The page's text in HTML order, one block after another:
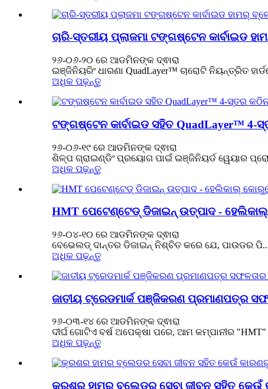
ଚାରି-ସ୍ତରୀୟ ପ୍ଲାଜମା ଟଙ୍ଗଷ୍ଟେନ କାର୍ବାଇଡ
୨୬-୦୬-୨୦ ରେ ଆଡମିନଙ୍କ ଦ୍ଵାରା
ଇଞ୍ଜିନିୟରିଂ ଧାରଣା QuadLayer™ ଚାରୋଟି ନିୟନ୍ତ୍ରିତ
ଅଧିକ ପଢ଼ନ୍ତୁ
ଟଙ୍ଗଷ୍ଟେନ କାର୍ବାଇଡ ସହିତ QuadLayer™ 4-
୨୬-୦୬-୧୯ ରେ ଆଡମିନଙ୍କ ଦ୍ଵାରା
ଶିଳ୍ପ ଗ୍ରାଇଣ୍ଡିଂ ପ୍ରୟୋଗ ପାଇଁ ଇଞ୍ଜିନିୟର୍ଡ ୱେୟାର
ଅଧିକ ପଢ଼ନ୍ତୁ
HMT ପେଟେଣ୍ଟେଡ୍ ଡିଜାଇନ୍ ଉତ୍ପାଦ -
୨୬-୦୪-୧୦ ରେ ଆଡମିନଙ୍କ ଦ୍ଵାରା
ବେଭେଲଡ୍ ଦାନ୍ତର ଡିଜାଇନ୍ ନିଶ୍ଚିତ କରେ ଯେ, ପାଉଡର
ଅଧିକ ପଢ଼ନ୍ତୁ
ଜାତୀୟ ଟ୍ରେଡମାର୍କ ପଞ୍ଜିକରଣ ପ୍ରମାଣପତ୍ର
୨୬-୦୩-୧୪ ରେ ଆଡମିନଙ୍କ ଦ୍ଵାରା
ଦୀର୍ଘ ଗୋଟିଏ ବର୍ଷ ଅପେକ୍ଷା ପରେ, ଆମ କମ୍ପାନୀର
ଅଧିକ ପଢ଼ନ୍ତୁ
କ୍ରଶର ହାମର ବ୍ଲେଡର ସେବା ଜୀବନ ସହିତ